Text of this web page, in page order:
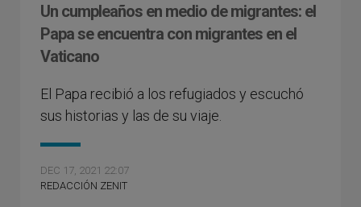
Un cumpleaños en medio de migrantes: el
Papa se encuentra con migrantes en el
Vaticano
El Papa recibió a los refugiados y escuchó
sus historias y las de su viaje.
DEC 17, 2021 22:07
REDACCIÓN ZENIT